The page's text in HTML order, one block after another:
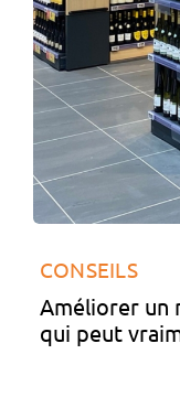
CONSEILS
Améliorer un
qui peut